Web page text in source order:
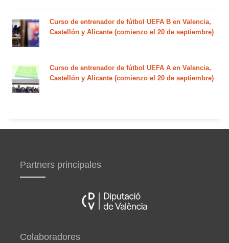
Curso de entrenador de fútbol UEFA B en Valencia,
Castellón y Alicante (comienzo el 20 de septiembre)
Curso de entrenador de fútbol UEFA A en Valencia,
Castellón y Alicante (comienzo el 20 de septiembre)
Partners principales
Colaboradores